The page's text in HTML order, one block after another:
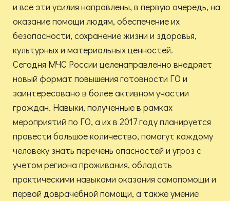
и все эти усилия направлены, в первую очередь, на
оказание помощи людям, обеспечение их
безопасности, сохранение жизни и здоровья,
культурных и материальных ценностей.
Сегодня МЧС России целенаправленно внедряет
новый формат повышения готовности ГО и
заинтересовано в более активном участии
граждан. Навыки, полученные в рамках
мероприятий по ГО, а их в 2017 году планируется
провести большое количество, помогут каждому
человеку знать перечень опасностей и угроз с
учетом региона проживания, обладать
практическими навыками оказания самопомощи и
первой доврачебной помощи, а также умение